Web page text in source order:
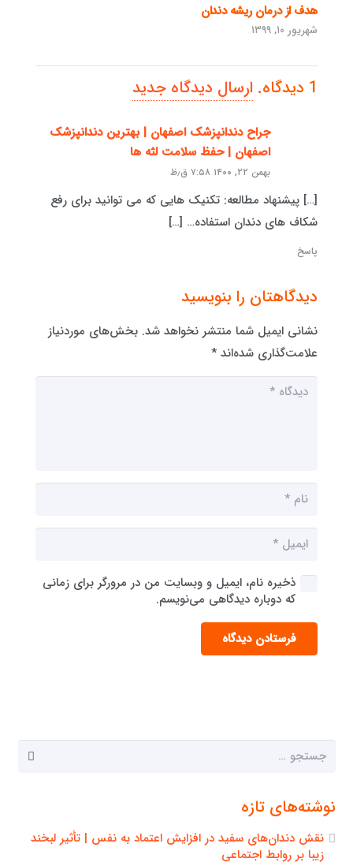
هدف از درمان ریشه دندان
شهریور ۱۰, ۱۳۹۹
1 دیدگاه. ارسال دیدگاه جدید
جراح دندانپزشک اصفهان | بهترین دندانپزشک
اصفهان | حفظ سلامت لثه ها
بهمن ۲۲, ۱۴۰۰ ۷:۵۸ ق٫ظ
[…] پیشنهاد مطالعه: تکنیک هایی که می توانید برای رفع
شکاف های دندان استفاده… […]
پاسخ
دیدگاهتان را بنویسید
نشانی ایمیل شما منتشر نخواهد شد. بخش‌های موردنیاز
علامت‌گذاری شده‌اند *
ذخیره نام، ایمیل و وبسایت من در مرورگر برای زمانی
که دوباره دیدگاهی می‌نویسم.
فرستادن دیدگاه
جستجو
نوشته‌های تازه
نقش دندان‌های سفید در افزایش اعتماد به نفس | تأثیر لبخند
زیبا بر روابط اجتماعی